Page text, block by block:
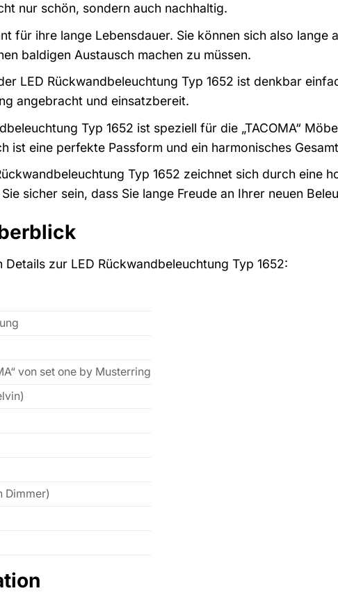
nur schön, sondern auch nachhaltig.
für ihre lange Lebensdauer. Sie können sich also lange
baldigen Austausch machen zu müssen.
LED Rückwandbeleuchtung Typ 1652 ist denkbar
angebracht und einsatzbereit.
Typ 1652 ist speziell für die „TACOMA“
ist eine perfekte Passform und ein harmonisches
Typ 1652 zeichnet sich durch eine
sicher sein, dass Sie lange Freude an Ihrer neuen
zur LED Rückwandbeleuchtung Typ 1652:
von set one by Musterring
Dimmer)